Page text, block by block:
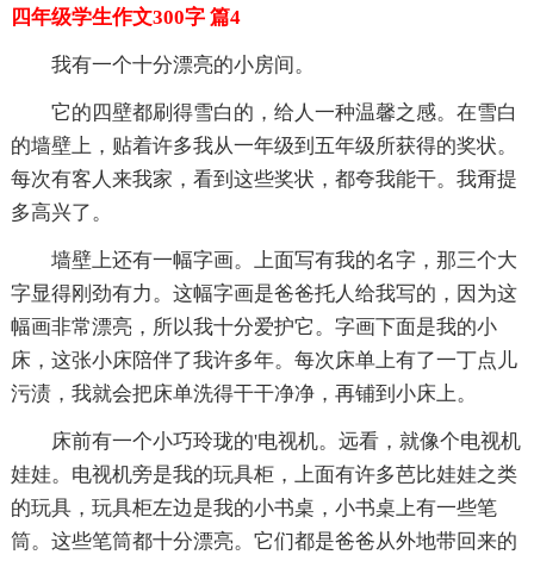
四年级学生作文300字 篇4
我有一个十分漂亮的小房间。
它的四壁都刷得雪白的，给人一种温馨之感。在雪白
的墙壁上，贴着许多我从一年级到五年级所获得的奖状。
每次有客人来我家，看到这些奖状，都夸我能干。我甭提
多高兴了。
墙壁上还有一幅字画。上面写有我的名字，那三个大
字显得刚劲有力。这幅字画是爸爸托人给我写的，因为这
幅画非常漂亮，所以我十分爱护它。字画下面是我的小
床，这张小床陪伴了我许多年。每次床单上有了一丁点儿
污渍，我就会把床单洗得干干净净，再铺到小床上。
床前有一个小巧玲珑的'电视机。远看，就像个电视机
娃娃。电视机旁是我的玩具柜，上面有许多芭比娃娃之类
的玩具，玩具柜左边是我的小书桌，小书桌上有一些笔
筒。这些笔筒都十分漂亮。它们都是爸爸从外地带回来的